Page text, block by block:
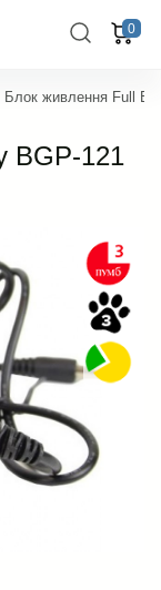
0
Блок живлення Full
BGP-121